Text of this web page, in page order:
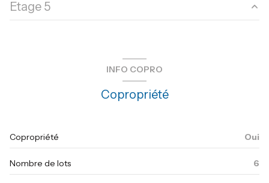
chambre
Etage 5
INFO COPRO
Copropriété
Copropriété Oui
Nombre de lots 6